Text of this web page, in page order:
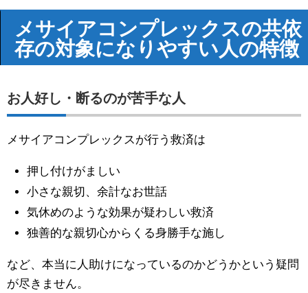
メサイアコンプレックスの共依
存の対象になりやすい人の特徴
お人好し・断るのが苦手な人
メサイアコンプレックスが行う救済は
押し付けがましい
小さな親切、余計なお世話
気休めのような効果が疑わしい救済
独善的な親切心からくる身勝手な施し
など、本当に人助けになっているのかどうかという疑問
が尽きません。